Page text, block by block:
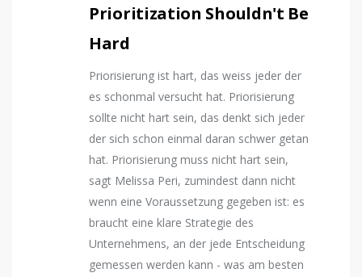
Prioritization Shouldn't Be
Hard
Priorisierung ist hart, das weiss jeder der
es schonmal versucht hat. Priorisierung
sollte nicht hart sein, das denkt sich jeder
der sich schon einmal daran schwer getan
hat. Priorisierung muss nicht hart sein,
sagt Melissa Peri, zumindest dann nicht
wenn eine Voraussetzung gegeben ist: es
braucht eine klare Strategie des
Unternehmens, an der jede Entscheidung
gemessen werden kann - was am besten